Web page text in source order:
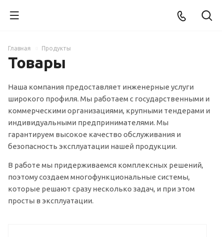
Главная Продукты
Товары
Наша компания предоставляет инженерные услуги
широкого профиля. Мы работаем с государственными и
коммерческими организациями, крупными тендерами и
индивидуальными предпринимателями. Мы
гарантируем высокое качество обслуживания и
безопасность эксплуатации нашей продукции.
В работе мы придерживаемся комплексных решений,
поэтому создаем многофункциональные системы,
которые решают сразу несколько задач, и при этом
просты в эксплуатации.